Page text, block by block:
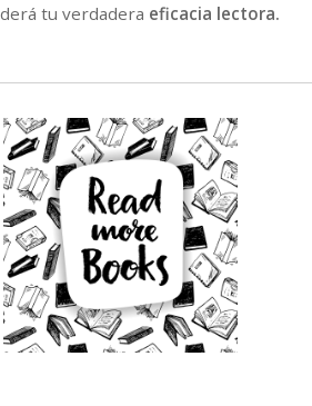
tu verdadera eficacia lectora.